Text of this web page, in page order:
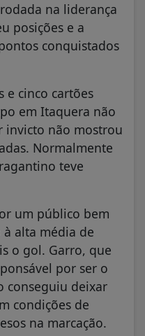
na liderança
posições e a
conquistados
e cinco cartões
em Itaquera não
invicto não mostrou
Normalmente
teve
um público bem
alta média de
o gol. Garro, que
por ser o
conseguiu deixar
condições de
na marcação.